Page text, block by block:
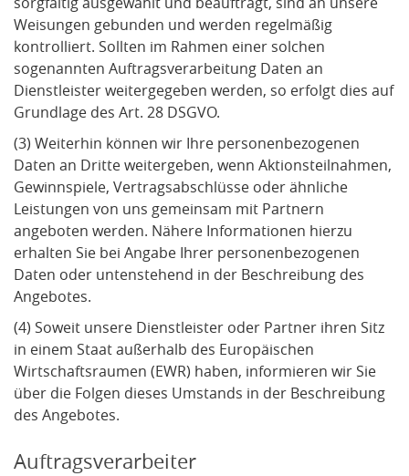
Weisungen gebunden und werden regelmäßig
kontrolliert. Sollten im Rahmen einer solchen
sogenannten Auftragsverarbeitung Daten an
Dienstleister weitergegeben werden, so erfolgt dies auf
Grundlage des Art. 28 DSGVO.
(3) Weiterhin können wir Ihre personenbezogenen
Daten an Dritte weitergeben, wenn Aktionsteilnahmen,
Gewinnspiele, Vertragsabschlüsse oder ähnliche
Leistungen von uns gemeinsam mit Partnern
angeboten werden. Nähere Informationen hierzu
erhalten Sie bei Angabe Ihrer personenbezogenen
Daten oder untenstehend in der Beschreibung des
Angebotes.
(4) Soweit unsere Dienstleister oder Partner ihren Sitz
in einem Staat außerhalb des Europäischen
Wirtschaftsraumen (EWR) haben, informieren wir Sie
über die Folgen dieses Umstands in der Beschreibung
des Angebotes.
Auftragsverarbeiter